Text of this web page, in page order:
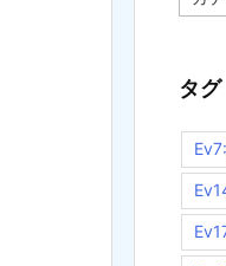
テ
ー
タグ